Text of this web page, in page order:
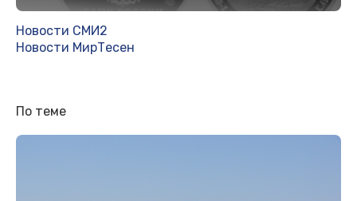
Новости СМИ2
Новости МирТесен
По теме